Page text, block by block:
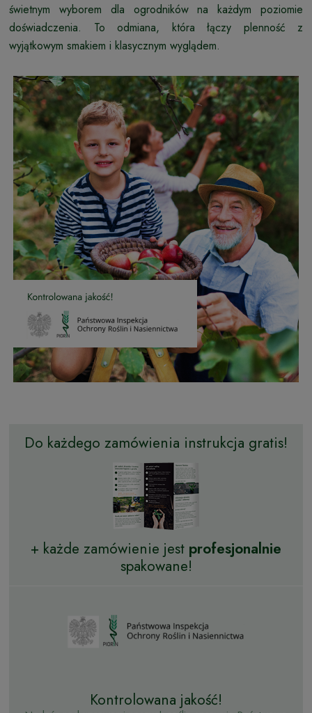
świetnym wyborem dla ogrodników na każdym poziomie
doświadczenia. To odmiana, która łączy plenność z
wyjątkowym smakiem i klasycznym wyglądem.
Do każdego zamówienia instrukcja gratis!
+ każde zamówienie jest profesjonalnie
spakowane!
Kontrolowana jakość!